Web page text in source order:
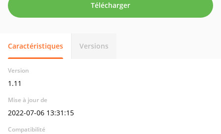
Télécharger
Caractéristiques Versions
Version
1.11
Mise à jour de
2022-07-06 13:31:15
Compatibilité